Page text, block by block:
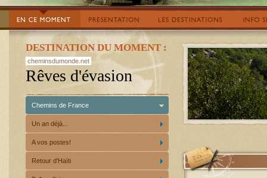
DESTINATION DU MOMENT :
cheminsdumonde.net
Rêves d'évasion
Chemins de France
Un an déjà...
A vos postes!
Retour d'Haïti